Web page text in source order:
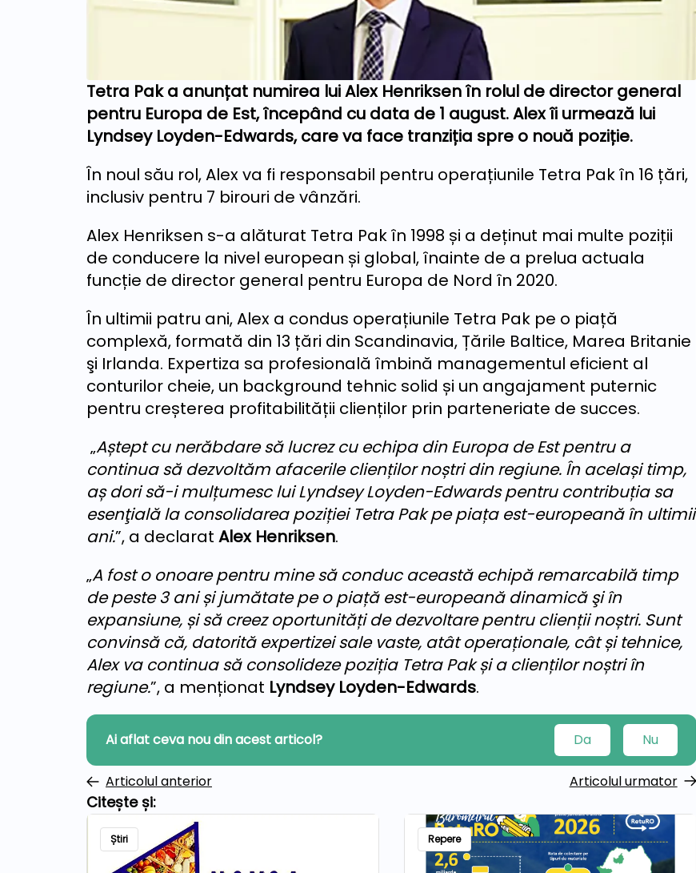
Tetra Pak a anunțat numirea lui Alex Henriksen în rolul de director general
pentru Europa de Est, începând cu data de 1 august. Alex îi urmează lui
Lyndsey Loyden-Edwards, care va face tranziția spre o nouă poziție.
În noul său rol, Alex va fi responsabil pentru operațiunile Tetra Pak în 16 țări,
inclusiv pentru 7 birouri de vânzări.
Alex Henriksen s-a alăturat Tetra Pak în 1998 și a deținut mai multe poziții
de conducere la nivel european și global, înainte de a prelua actuala
funcție de director general pentru Europa de Nord în 2020.
În ultimii patru ani, Alex a condus operațiunile Tetra Pak pe o piață
complexă, formată din 13 țări din Scandinavia, Țările Baltice, Marea Britanie
şi Irlanda. Expertiza sa profesională îmbină managementul eficient al
conturilor cheie, un background tehnic solid și un angajament puternic
pentru creșterea profitabilității clienților prin parteneriate de succes.
„Aștept cu nerăbdare să lucrez cu echipa din Europa de Est pentru a
continua să dezvoltăm afacerile clienților noștri din regiune. În același timp,
aș dori să-i mulțumesc lui Lyndsey Loyden-Edwards pentru contribuția sa
esenţială la consolidarea poziției Tetra Pak pe piața est-europeană în ultimii
ani.”, a declarat Alex Henriksen.
„A fost o onoare pentru mine să conduc această echipă remarcabilă timp
de peste 3 ani și jumătate pe o piață est-europeană dinamică şi în
expansiune, și să creez oportunități de dezvoltare pentru clienții noștri. Sunt
convinsă că, datorită expertizei sale vaste, atât operaționale, cât și tehnice,
Alex va continua să consolideze poziția Tetra Pak și a clienților noștri în
regiune.”, a menționat Lyndsey Loyden-Edwards.
Ai aflat ceva nou din acest articol? Da Nu
Articolul anterior Articolul urmator
Citește și:
Știri Repere